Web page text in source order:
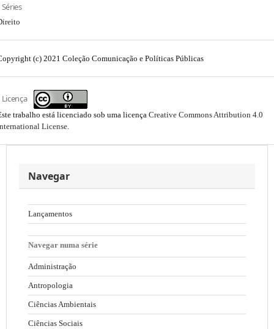
Séries
(c) 2021 Coleção Comunicação e Políticas Públicas
Licença
trabalho está licenciado sob uma licença Creative Commons Attribution 4.0
License.
Navegar
Lançamentos
Navegar numa série
Administração
Antropologia
Ciências Ambientais
Ciências Sociais